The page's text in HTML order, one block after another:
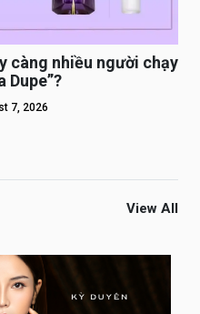
càng nhiều người chạy
Dupe”?
7, 2026
View All